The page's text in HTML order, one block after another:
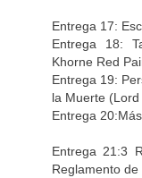
Entrega 17:
Entrega 18:
Khorne Red
Entrega 19:
la Muerte
Entrega
Entrega 21:3
Reglamento de